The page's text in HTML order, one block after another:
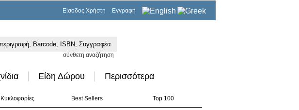
Είσοδος Χρήστη Εγγραφή
σύνθετη αναζήτηση
Είδη Δώρου Περισσότερα
Κυκλοφορίες Best Sellers Top 100